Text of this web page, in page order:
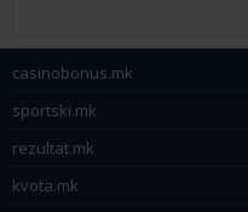
casinobonus.mk
sportski.mk
rezultat.mk
kvota.mk